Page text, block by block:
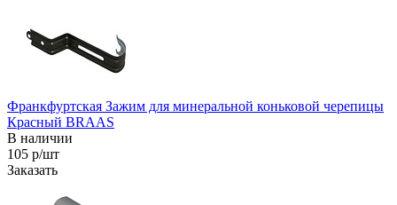
Франкфуртская Зажим для минеральной коньковой черепицы
Красный BRAAS
В наличии
105 р/шт
Заказать